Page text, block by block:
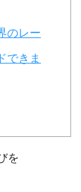
のレー
できま
を